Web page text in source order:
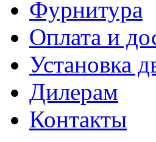
Фурнитура
Оплата и
Установка
Дилерам
Контакты